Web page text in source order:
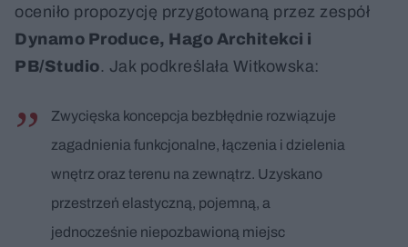
oceniło propozycję przygotowaną przez zespół
Dynamo Produce, Hago Architekci i
PB/Studio. Jak podkreślała Witkowska:
Zwycięska koncepcja bezbłędnie rozwiązuje
zagadnienia funkcjonalne, łączenia i dzielenia
wnętrz oraz terenu na zewnątrz. Uzyskano
przestrzeń elastyczną, pojemną, a
jednocześnie niepozbawioną miejsc